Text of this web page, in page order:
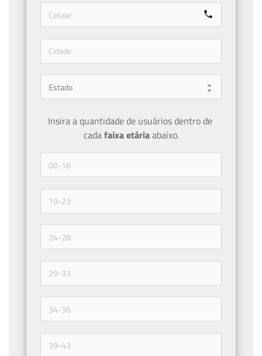
call
Insira a quantidade de usuários dentro de
cada faixa etária abaixo.